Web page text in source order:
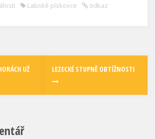
Labské pískovce odkaz
UŽ
LEZECKÉ STUPNĚ OBTÍŽNOSTI